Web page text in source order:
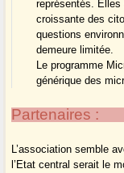
représentés.
croissante des
questions
demeure limitée.
Le programme
générique des
Partenaires :
L’association semble
l’Etat central serait le